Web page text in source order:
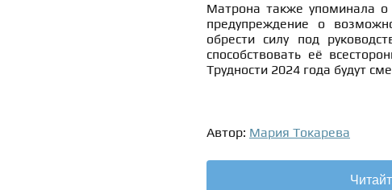
Матрона также упоминала о
предупреждение о
обрести силу под
способствовать её
Трудности 2024 года будут
Автор: Мария Токарева